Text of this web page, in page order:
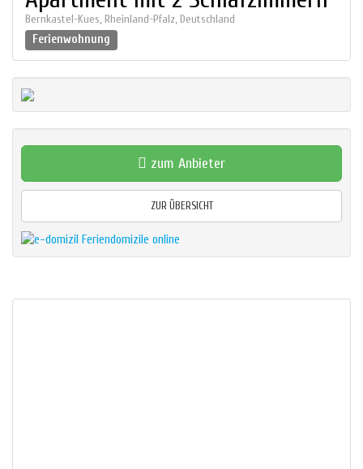
Bernkastel-Kues, Rheinland-Pfalz, Deutschland
Ferienwohnung
zum Anbieter
ZUR ÜBERSICHT